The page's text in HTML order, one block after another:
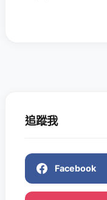
追蹤我
Facebook